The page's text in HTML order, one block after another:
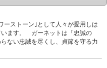
ーストーン｣として人々が愛用しは
います。 ガーネットは「忠誠の
ない忠誠を尽くし、貞節を守る力